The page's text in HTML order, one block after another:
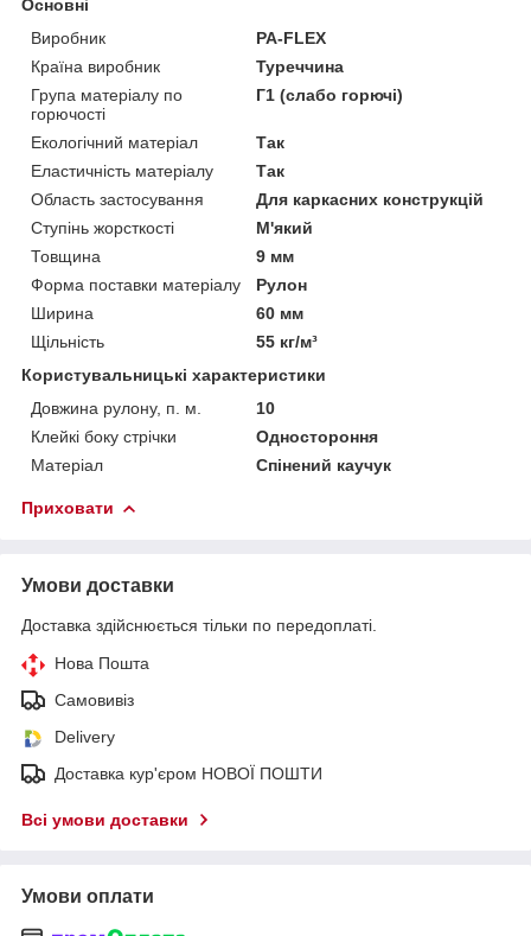
Основні
Виробник
PA-FLEX
Країна виробник
Туреччина
Група матеріалу по
горючості
Г1 (слабо горючі)
Екологічний матеріал
Так
Еластичність матеріалу
Так
Область застосування
Для каркасних конструкцій
Ступінь жорсткості
М'який
Товщина
9 мм
Форма поставки матеріалу
Рулон
Ширина
60 мм
Щільність
55 кг/м³
Користувальницькі характеристики
Довжина рулону, п. м.
10
Клейкі боку стрічки
Одностороння
Матеріал
Спінений каучук
Приховати
Умови доставки
Доставка здійснюється тільки по передоплаті.
Нова Пошта
Самовивіз
Delivery
Доставка кур'єром НОВОЇ ПОШТИ
Всі умови доставки
Умови оплати